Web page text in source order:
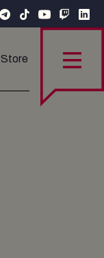
Store